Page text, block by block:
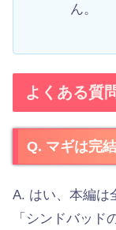
ん。
よくある質
Q. マギは完
A. はい、本編は
「シンドバッド